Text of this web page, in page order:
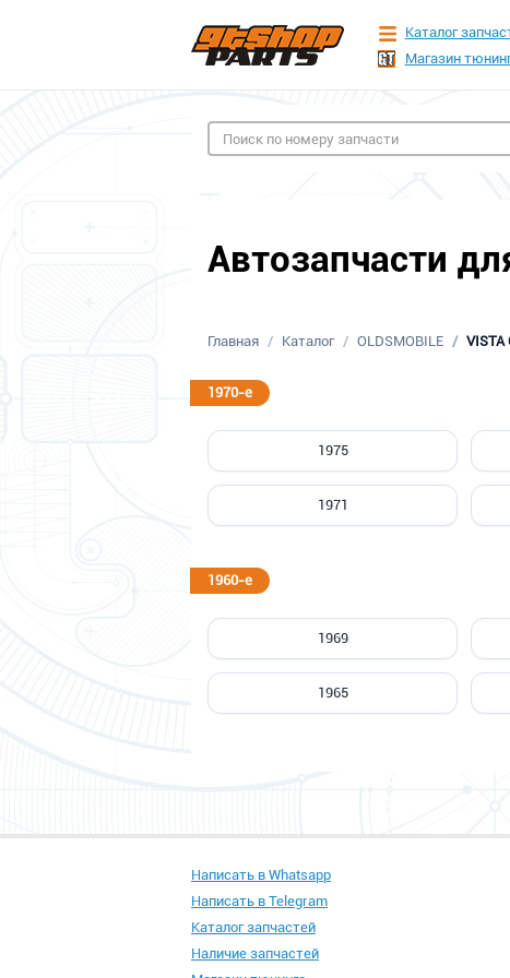
Каталог
Магазин
Автозапчасти
Главная Каталог OLDSMOBILE VISTA
1970-е
1975
1971
1960-е
1969
1965
Написать в Whatsapp
Написать в Telegram
Каталог запчастей
Наличие запчастей